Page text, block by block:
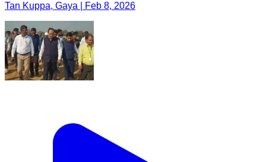
Tan Kuppa, Gaya | Feb 8, 2026